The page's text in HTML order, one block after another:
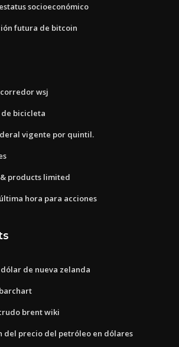
socioeconómico
futura de bitcoin
wsj
bicicleta
vigente por quintil.
products limited
hora para acciones
de nueva zelanda
brent wiki
del precio del petróleo en dólares